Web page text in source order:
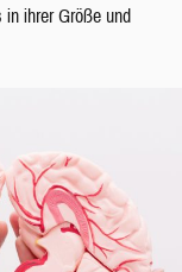
ihrer Größe und